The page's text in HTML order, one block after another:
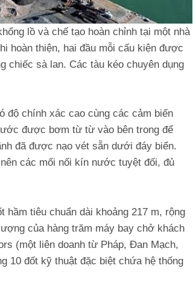
lồ và chế tạo hoàn chỉnh tại một nhà
hoàn thiện, hai đầu mỗi cấu kiện được
chiếc sà lan. Các tàu kéo chuyên dụng
độ chính xác cao cùng các cảm biến
được bơm từ từ vào bên trong để
đã được nạo vét sẵn dưới đáy biển.
các mối nối kín nước tuyệt đối, đủ
tiêu chuẩn dài khoảng 217 m, rộng
của hàng trăm máy bay chở khách
(một liên doanh từ Pháp, Đan Mạch,
10 đốt kỹ thuật đặc biệt chứa hệ thống